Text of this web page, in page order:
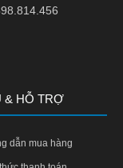
& HỖ TRỢ
dẫn mua hàng